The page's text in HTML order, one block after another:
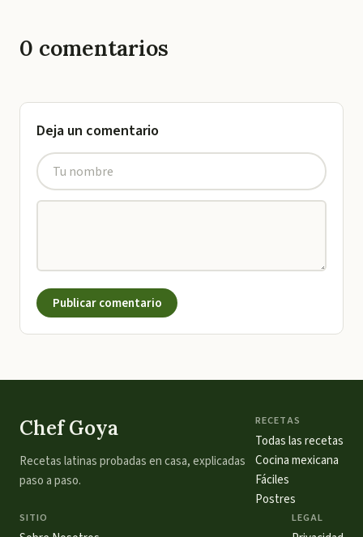
0 comentarios
Deja un comentario
Publicar comentario
Chef Goya
Recetas latinas probadas en casa, explicadas
paso a paso.
RECETAS
Todas las recetas
Cocina mexicana
Fáciles
Postres
SITIO LEGAL